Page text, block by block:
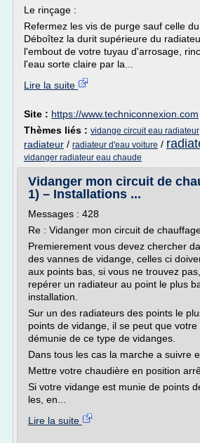
Le rinçage :
Refermez les vis de purge sauf celle
Déboîtez la durit supérieure du
l'embout de votre tuyau d'arrosage,
l'eau sorte claire par la...
Lire la suite
Site : https://www.techniconnexion.com
Thèmes liés : vidange circuit eau radiateur
radiateur / radiateur d'eau voiture /
vidanger radiateur eau chaude
Vidanger mon circuit de
1) – Installations ...
Messages : 428
Re : Vidanger mon circuit de
Premierement vous devez chercher
des vannes de vidange, celles ci
aux points bas, si vous ne trouvez
repérer un radiateur au point le plus
installation.
Sur un des radiateurs des points le
points de vidange, il se peut que
démunie de ce type de vidanges.
Dans tous les cas la marche a suivre
Mettre votre chaudière en position
Si votre vidange est munie de points
les, en...
Lire la suite